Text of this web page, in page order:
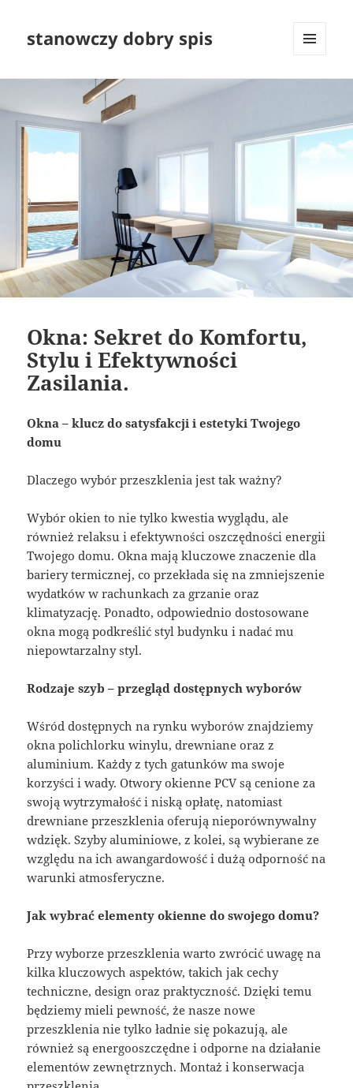
stanowczy dobry spis
Okna: Sekret do Komfortu,
Stylu i Efektywności
Zasilania.
Okna – klucz do satysfakcji i estetyki Twojego
domu
Dlaczego wybór przeszklenia jest tak ważny?
Wybór okien to nie tylko kwestia wyglądu, ale
również relaksu i efektywności oszczędności energii
Twojego domu. Okna mają kluczowe znaczenie dla
bariery termicznej, co przekłada się na zmniejszenie
wydatków w rachunkach za grzanie oraz
klimatyzację. Ponadto, odpowiednio dostosowane
okna mogą podkreślić styl budynku i nadać mu
niepowtarzalny styl.
Rodzaje szyb – przegląd dostępnych wyborów
Wśród dostępnych na rynku wyborów znajdziemy
okna polichlorku winylu, drewniane oraz z
aluminium. Każdy z tych gatunków ma swoje
korzyści i wady. Otwory okienne PCV są cenione za
swoją wytrzymałość i niską opłatę, natomiast
drewniane przeszklenia oferują nieporównywalny
wdzięk. Szyby aluminiowe, z kolei, są wybierane ze
względu na ich awangardowość i dużą odporność na
warunki atmosferyczne.
Jak wybrać elementy okienne do swojego domu?
Przy wyborze przeszklenia warto zwrócić uwagę na
kilka kluczowych aspektów, takich jak cechy
techniczne, design oraz praktyczność. Dzięki temu
będziemy mieli pewność, że nasze nowe
przeszklenia nie tylko ładnie się pokazują, ale
również są energooszczędne i odporne na działanie
elementów zewnętrznych. Montaż i konserwacja